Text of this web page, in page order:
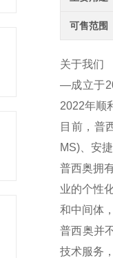
可售范围
关于我们
—成立于
2022年顺
目前，普
MS)、安
普西奥拥
业的个性
和中间体
普西奥并
技术服务